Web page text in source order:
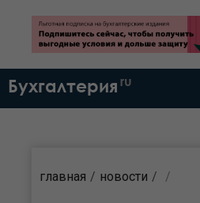
Бухгалтерия ru
главная новости